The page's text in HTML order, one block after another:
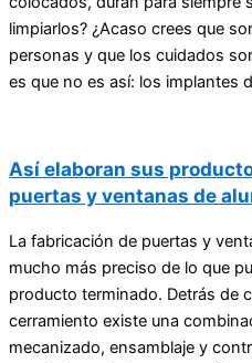
limpiarlos? ¿Acaso crees que
personas y que los cuidados
es que no es así: los implantes
Así elaboran sus
puertas y ventanas de
La fabricación de puertas y
mucho más preciso de lo que
producto terminado. Detrás de
cerramiento existe una
mecanizado, ensamblaje y